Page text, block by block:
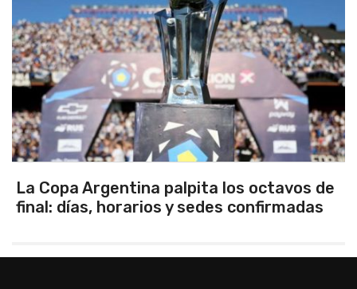
Los seleccionados Sub 15 y Sub 13 de
Tandil ganaron en el debut